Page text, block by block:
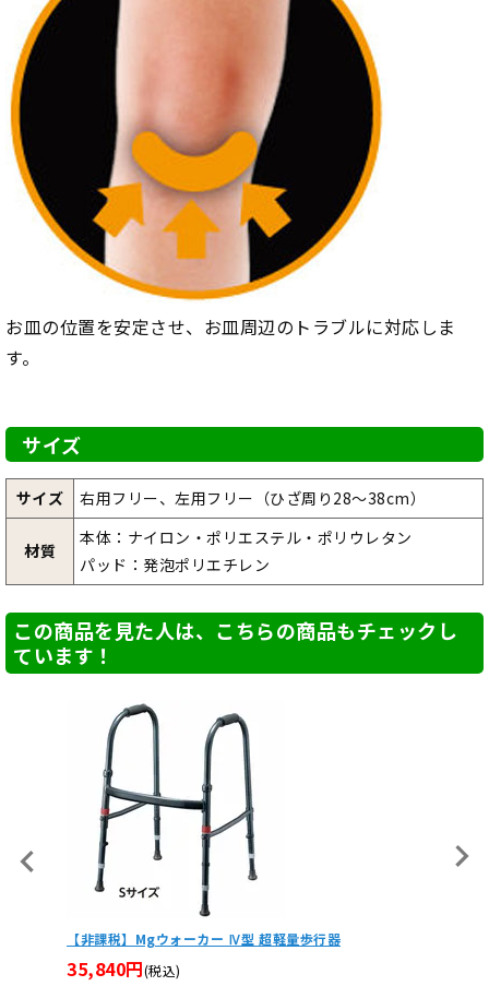
お皿の位置を安定させ、お皿周辺のトラブルに対応しま
す。
サイズ
サイズ 右用フリー、左用フリー（ひざ周り28～38cm）
材質
本体：ナイロン・ポリエステル・ポリウレタン
パッド：発泡ポリエチレン
この商品を見た人は、こちらの商品もチェックし
ています！
】Mgウォーカー Ⅳ型 超軽量歩行器
(税込)
ジェルトロン トップマ